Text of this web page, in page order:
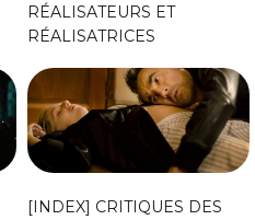
RÉALISATEURS ET
RÉALISATRICES
[INDEX] CRITIQUES DES